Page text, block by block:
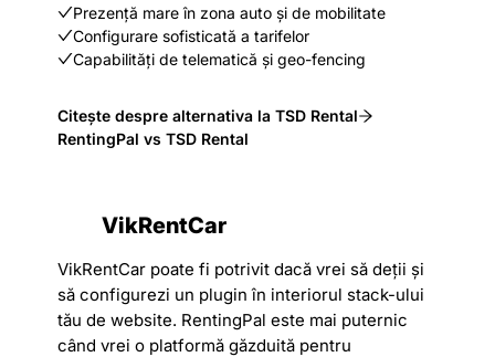
Prezență mare în zona auto și de mobilitate
Configurare sofisticată a tarifelor
Capabilități de telematică și geo-fencing
Citește despre alternativa la TSD Rental
RentingPal vs TSD Rental
VikRentCar
VikRentCar poate fi potrivit dacă vrei să deții și
să configurezi un plugin în interiorul stack-ului
tău de website. RentingPal este mai puternic
când vrei o platformă găzduită pentru